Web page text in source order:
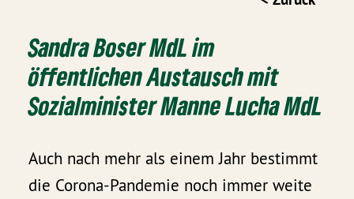
Sandra Boser MdL im
öffentlichen Austausch mit
Sozialminister Manne Lucha MdL
Auch nach mehr als einem Jahr bestimmt
die Corona-Pandemie noch immer weite